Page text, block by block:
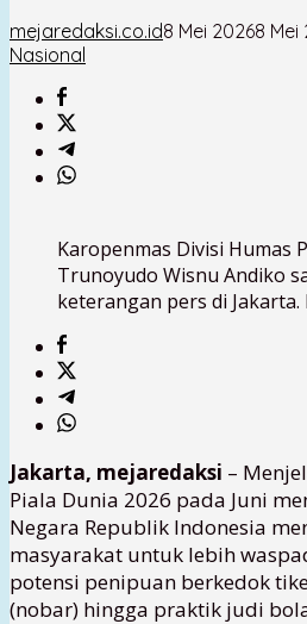
mejaredaksi.co.id8 Mei 20268 Mei
Nasional
Karopenmas Divisi Humas
Trunoyudo Wisnu Andiko
keterangan pers di Jakarta.
Jakarta, mejaredaksi –
Piala Dunia 2026 pada Juni
Negara Republik Indonesia
masyarakat untuk lebih
potensi penipuan berkedok
(nobar) hingga praktik judi